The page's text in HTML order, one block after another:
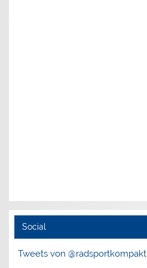
Social
Tweets von @radsportkompakt